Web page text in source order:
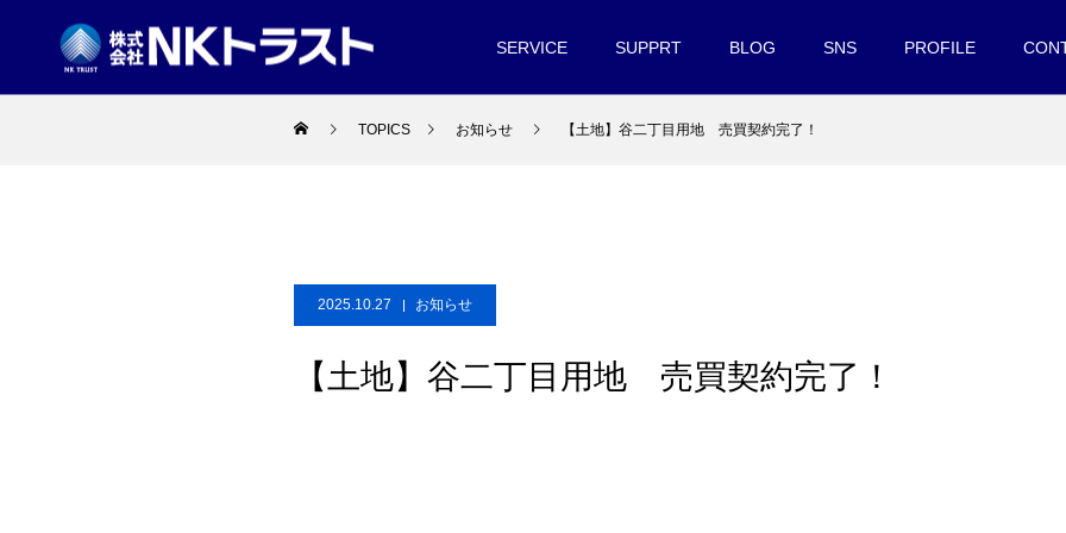
SERVICE SUPPRT BLOG SNS PROFILE
TOPICS お知らせ 【土地】谷二丁目用地 売買契約完了！
2025.10.27 お知らせ
【土地】谷二丁目用地 売買契約完了！